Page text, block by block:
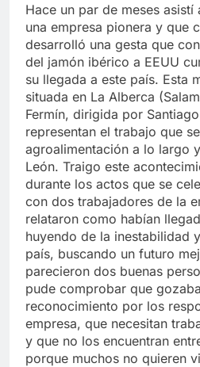
Hace un par de meses
una empresa pionera y que
desarrolló una gesta que
del jamón ibérico a EEUU
su llegada a este país. Esta
situada en La Alberca
Fermín, dirigida por
representan el trabajo que
agroalimentación a lo largo
León. Traigo este
durante los actos que se
con dos trabajadores de la
relataron como habían
huyendo de la inestabilidad
país, buscando un futuro
parecieron dos buenas
pude comprobar que
reconocimiento por los
empresa, que necesitan
y que no los encuentran
porque muchos no quieren